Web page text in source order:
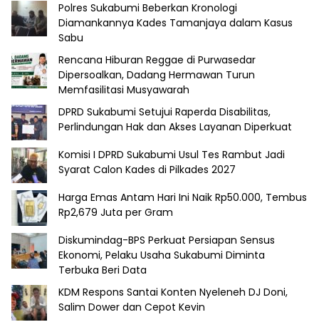
Polres Sukabumi Beberkan Kronologi
Diamankannya Kades Tamanjaya dalam Kasus
Sabu
Rencana Hiburan Reggae di Purwasedar
Dipersoalkan, Dadang Hermawan Turun
Memfasilitasi Musyawarah
DPRD Sukabumi Setujui Raperda Disabilitas,
Perlindungan Hak dan Akses Layanan Diperkuat
Komisi I DPRD Sukabumi Usul Tes Rambut Jadi
Syarat Calon Kades di Pilkades 2027
Harga Emas Antam Hari Ini Naik Rp50.000, Tembus
Rp2,679 Juta per Gram
Diskumindag-BPS Perkuat Persiapan Sensus
Ekonomi, Pelaku Usaha Sukabumi Diminta
Terbuka Beri Data
KDM Respons Santai Konten Nyeleneh DJ Doni,
Salim Dower dan Cepot Kevin